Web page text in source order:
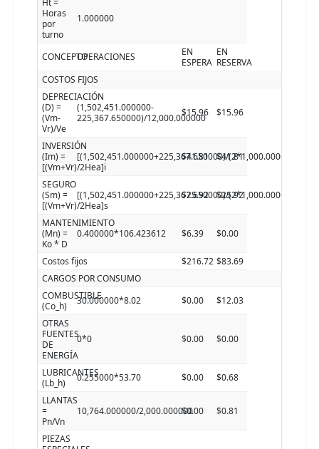
Ht =
Horas
por
turno
1.000000
CONCEPTOOPERACIONES
EN
ESPERA
EN
RESERVA
COSTOS FIJOS
DEPRECIACIÓN
(D) =
(Vm-
Vr)/Ve
(1,502,451.000000-
225,367.650000)/12,000.000000
$15.96 $15.96
INVERSIÓN
(Im) =
[(Vm+Vr)/2Hea]i
[(1,502,451.000000+225,367.650000)/
$41.81 $41.81
SEGURO
(Sm) =
[(Vm+Vr)/2Hea]s
[(1,502,451.000000+225,367.650000)/
$25.92 $25.92
MANTENIMIENTO
(Mn) =
Ko * D
0.400000*106.423612 $6.39 $0.00
Costos fijos $216.72 $83.69
CARGOS POR CONSUMO
COMBUSTIBLE
(Co_h)
30.000000*8.02 $0.00
$12.03
OTRAS
FUENTES
DE
ENERGÍA
0*0 $0.00 $0.00
LUBRICANTES
(Lb_h)
0.255000*53.70 $0.00
$0.68
LLANTAS
=
Pn/Vn
10,764.000000/2,000.000000$0.00 $0.81
PIEZAS